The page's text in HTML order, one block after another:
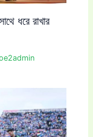
ধরে রাখার